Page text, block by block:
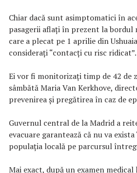
Chiar dacă sunt asimptomatici în
pasagerii aflaţi în prezent la bordul
care a plecat pe 1 aprilie din
consideraţi “contacţi cu risc ridicat”.
Ei vor fi monitorizaţi timp de 42 de
sâmbătă Maria Van Kerkhove,
prevenirea şi pregătirea în caz de
Guvernul central de la Madrid a
evacuare garantează că nu va
populaţia locală pe parcursul
Mai exact, după un examen medical